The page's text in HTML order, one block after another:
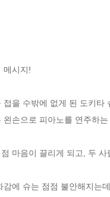
메시지!
접을 수밖에 없게 된 도키타
손으로 피아노를 연주하
마음이 끌리게 되고, 두
감에 슈는 점점 불안해지